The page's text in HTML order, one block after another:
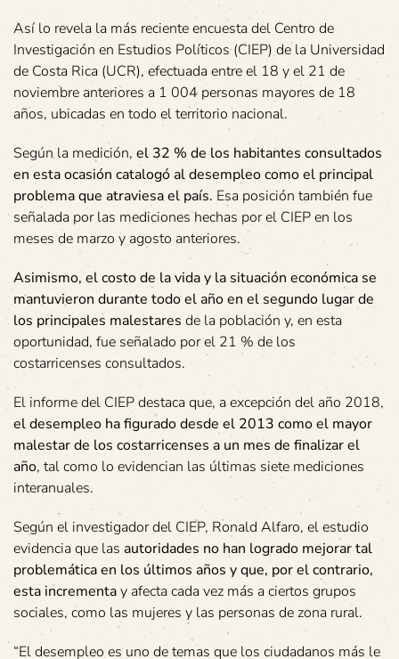
Así lo revela la más reciente encuesta del Centro de
Investigación en Estudios Políticos (CIEP) de la Universidad
de Costa Rica (UCR), efectuada entre el 18 y el 21 de
noviembre anteriores a 1 004 personas mayores de 18
años, ubicadas en todo el territorio nacional.
Según la medición, el 32 % de los habitantes consultados
en esta ocasión catalogó al desempleo como el principal
problema que atraviesa el país. Esa posición también fue
señalada por las mediciones hechas por el CIEP en los
meses de marzo y agosto anteriores.
Asimismo, el costo de la vida y la situación económica se
mantuvieron durante todo el año en el segundo lugar de
los principales malestares de la población y, en esta
oportunidad, fue señalado por el 21 % de los
costarricenses consultados.
El informe del CIEP destaca que, a excepción del año 2018,
el desempleo ha figurado desde el 2013 como el mayor
malestar de los costarricenses a un mes de finalizar el
año, tal como lo evidencian las últimas siete mediciones
interanuales.
Según el investigador del CIEP, Ronald Alfaro, el estudio
evidencia que las autoridades no han logrado mejorar tal
problemática en los últimos años y que, por el contrario,
esta incrementay afecta cada vez más a ciertos grupos
sociales, como las mujeres y las personas de zona rural.
“El desempleo es uno de temas que los ciudadanos más le